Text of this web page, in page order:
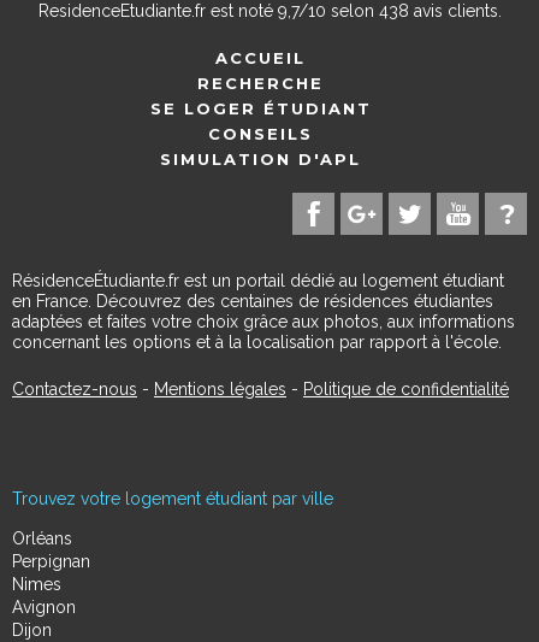
ResidenceEtudiante.frest noté 9,7/10 selon 438 avis clients.
ACCUEIL
RECHERCHE
SE LOGER ÉTUDIANT
CONSEILS
SIMULATION D'APL
RésidenceÉtudiante.fr est un portail dédié au logement étudiant
en France. Découvrez des centaines de résidences étudiantes
adaptées et faites votre choix grâce aux photos, aux informations
concernant les options et à la localisation par rapport à l'école.
Contactez-nous - Mentions légales - Politique de confidentialité
Trouvez votre logement étudiant par ville
Orléans
Perpignan
Nimes
Avignon
Dijon